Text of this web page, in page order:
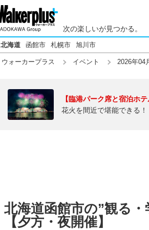
次の楽しいが見つかる。
北海道 函館市 札幌市 旭川市
ウォーカープラス イベント 2026年04
【臨港パーク席と宿泊ホ
花火を間近で堪能できる
北海道函館市の”観る
【夕方・夜開催】